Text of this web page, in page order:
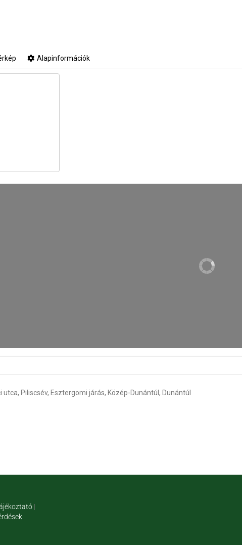
Alapinformációk
utca, Piliscsév, Esztergomi járás, Közép-Dunántúl, Dunántúl
|